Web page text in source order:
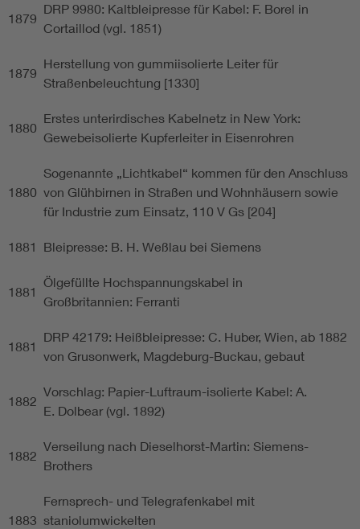
1879
DRP 9980: Kaltbleipresse für Kabel: F. Borel in
Cortaillod (vgl. 1851)
1879
Herstellung von gummiisolierte Leiter für
Straßenbeleuchtung [1330]
1880
Erstes unterirdisches Kabelnetz in New York:
Gewebeisolierte Kupferleiter in Eisenrohren
1880
Sogenannte „Lichtkabel“ kommen für den Anschluss
von Glühbirnen in Straßen und Wohnhäusern sowie
für Industrie zum Einsatz, 110 V Gs [204]
1881 Bleipresse: B. H. Weßlau bei Siemens
1881
Ölgefüllte Hochspannungskabel in
Großbritannien: Ferranti
1881
DRP 42179: Heißbleipresse: C. Huber, Wien, ab 1882
von Grusonwerk, Magdeburg-Buckau, gebaut
1882
Vorschlag: Papier-Luftraum-isolierte Kabel: A.
E. Dolbear (vgl. 1892)
1882
Verseilung nach Dieselhorst-Martin: Siemens-
Brothers
1883
Fernsprech- und Telegrafenkabel mit
staniolumwickelten